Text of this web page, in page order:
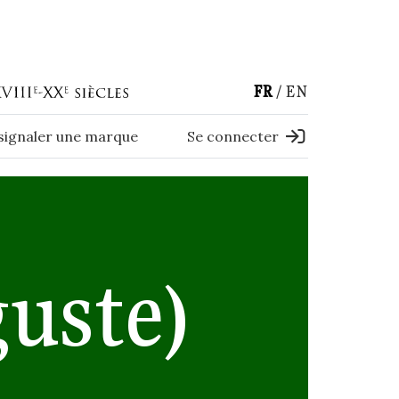
FR EN
une marque Se connecter